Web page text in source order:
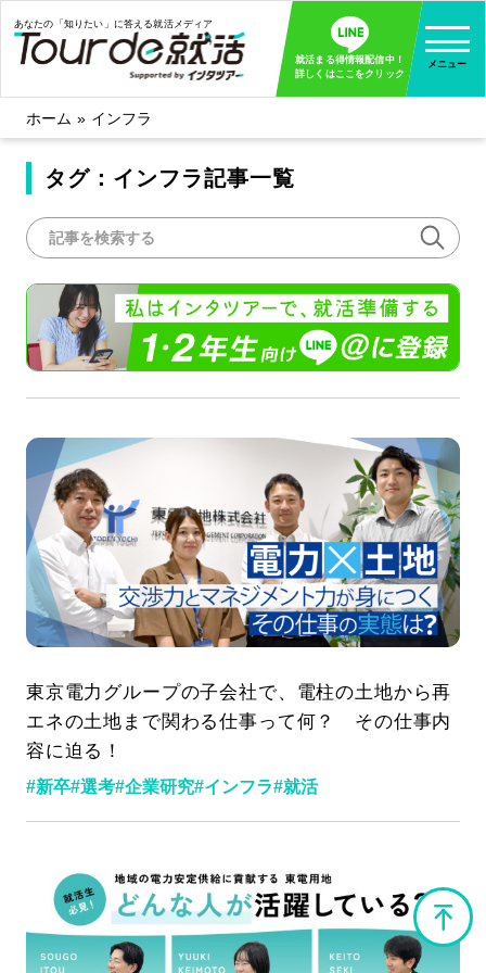
あなたの「知りたい」に答える就活メディア
就活まる得情報配信中！
詳しくはここをクリック
メニュー
就活ノウハウ 全て見る
企業まる見え！特捜部
みんなが知らない企業の裏側を徹底調査！
インタツアー活動レポ 全て見る
インタツアーを使ってどうだった？OBOG成功談
社会人インタビュー 全て見る
社会人になった今、就活を振り返ってみた
企業・業界研究はインタツアー
記事一覧
インタツアー活用法
LINE登録
サイトマップ
運営会社
お問い合わせ
プライバシーポリシー
ホーム » インフラ
タグ：インフラ記事一覧
東京電力グループの子会社で、電柱の土地から再
エネの土地まで関わる仕事って何？ その仕事内
容に迫る！
#新卒#選考#企業研究#インフラ#就活